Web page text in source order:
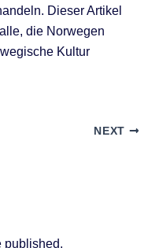
Dieser Artikel
die Norwegen
Kultur
NEXT
published.